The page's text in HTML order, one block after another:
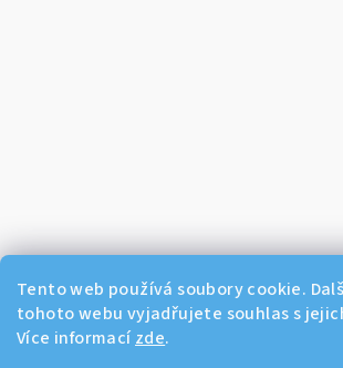
Tento web používá soubory cookie.
tohoto webu vyjadřujete souhlas s
Více informací zde.